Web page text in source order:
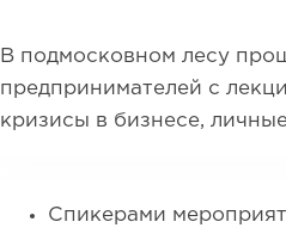
В подмосковном лесу
предпринимателей с
кризисы в бизнесе,
Спикерами